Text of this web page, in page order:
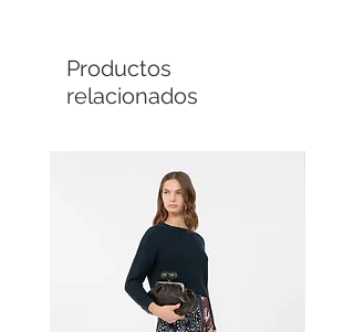
Productos
relacionados